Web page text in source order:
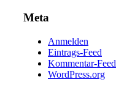
Meta
Anmelden
Eintrags-Feed
Kommentar-Feed
WordPress.org